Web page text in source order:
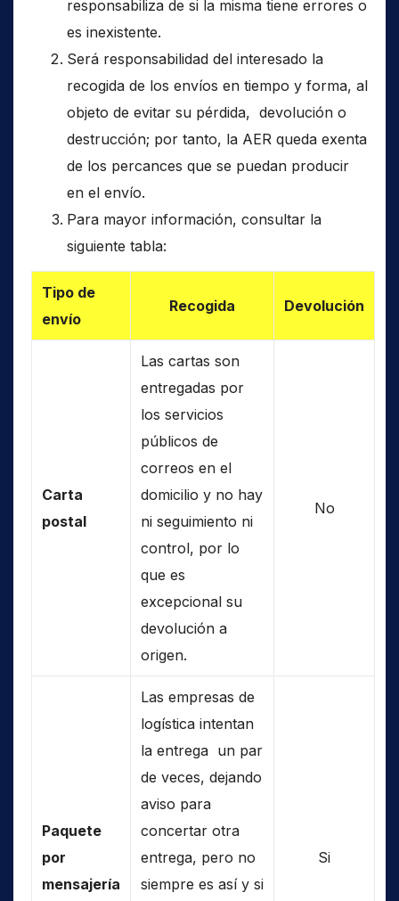
responsabiliza de si la misma tiene errores o
es inexistente.
Será responsabilidad del interesado la
recogida de los envíos en tiempo y forma, al
objeto de evitar su pérdida, devolución o
destrucción; por tanto, la AER queda exenta
de los percances que se puedan producir
en el envío.
Para mayor información, consultar la
siguiente tabla:
Tipo de
envío
Recogida Devolución
Carta
postal
Las cartas son
entregadas por
los servicios
públicos de
correos en el
domicilio y no hay
ni seguimiento ni
control, por lo
que es
excepcional su
devolución a
origen.
No
Paquete
por
mensajería
Las empresas de
logística intentan
la entrega un par
de veces, dejando
aviso para
concertar otra
entrega, pero no
siempre es así y si
Si